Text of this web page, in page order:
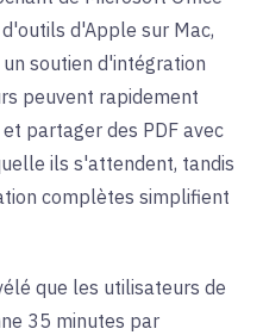
d'Apple sur Mac,
soutien d'intégration
peuvent rapidement
partager des PDF avec
ils s'attendent, tandis
complètes simplifient
que les utilisateurs de
35 minutes par